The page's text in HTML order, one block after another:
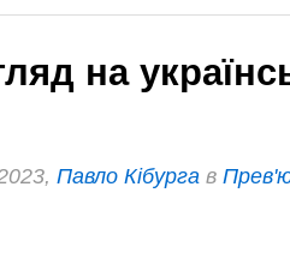
на
Павло Кібурга в